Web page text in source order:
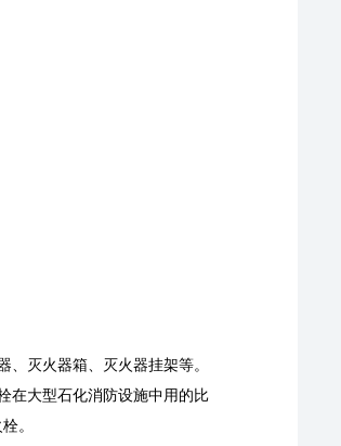
灭火器箱、灭火器挂架等。
在大型石化消防设施中用的比
。